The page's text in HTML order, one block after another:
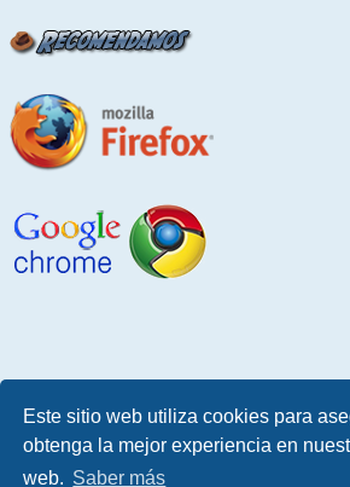
Este sitio web utiliza cookies para
obtenga la mejor experiencia en
web. Saber más